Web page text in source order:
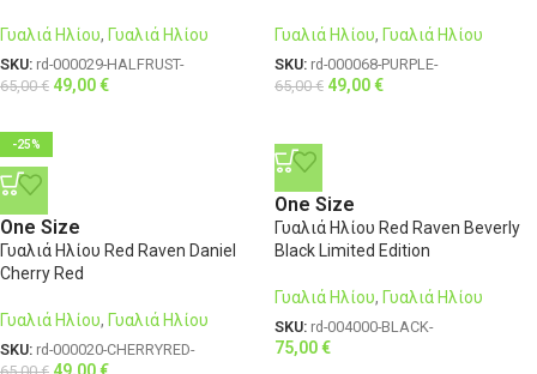
Γυαλιά Ηλίου, Γυαλιά Ηλίου
SKU: rd-000029-HALFRUST-
65,00€ 49,00€
Γυαλιά Ηλίου, Γυαλιά Ηλίου
SKU: rd-000068-PURPLE-
65,00€ 49,00€
-25%
One Size
Γυαλιά Ηλίου Red Raven Daniel
Cherry Red
Γυαλιά Ηλίου, Γυαλιά Ηλίου
SKU: rd-000020-CHERRYRED-
One Size
Γυαλιά Ηλίου Red Raven Beverly
Black Limited Edition
Γυαλιά Ηλίου, Γυαλιά Ηλίου
SKU: rd-004000-BLACK-
75,00€